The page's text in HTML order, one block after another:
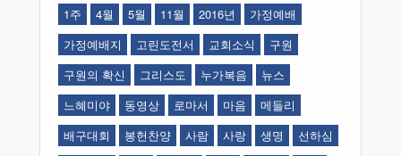
1주 4월 5월 11월 2016년
가정예배
가정예배지
고린도전서 교회소식
구원
구원의 확신
그리스도 누가복음
뉴스
느혜미야
동영상 로마서 마음
메들리
배구대회
봉헌찬양 사람 사랑 생명
선하심